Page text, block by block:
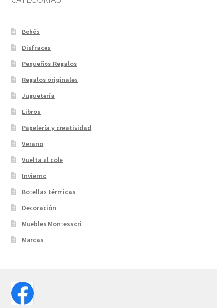
Bebés
Disfraces
Pequeños Regalos
Regalos originales
Juguetería
Libros
Papelería y creatividad
Verano
Vuelta al cole
Invierno
Botellas térmicas
Decoración
Muebles Montessori
Marcas